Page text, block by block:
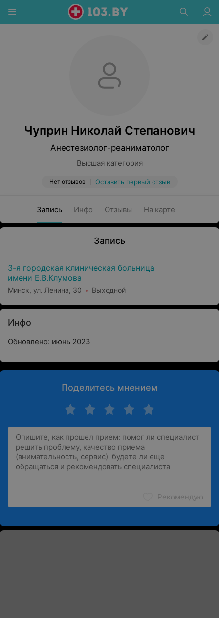
Чуприн Николай Степанович
Анестезиолог-реаниматолог
Высшая категория
Нет отзывов Оставить первый отзыв
Запись Инфо Отзывы На карте
Запись
3-я городская клиническая больница
имени Е.В.Клумова
Минск, ул. Ленина, 30 Выходной
Инфо
Обновлено: июнь 2023
Поделитесь мнением
Рекомендую